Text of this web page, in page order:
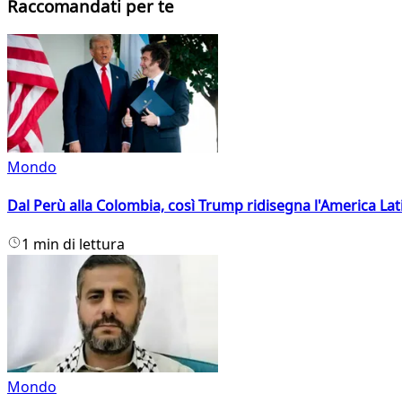
Raccomandati per te
Mondo
Dal Perù alla Colombia, così Trump ridisegna l'America
1 min di lettura
Mondo